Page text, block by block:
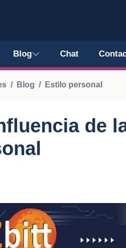
Blog Chat
Blog Estilo personal
de